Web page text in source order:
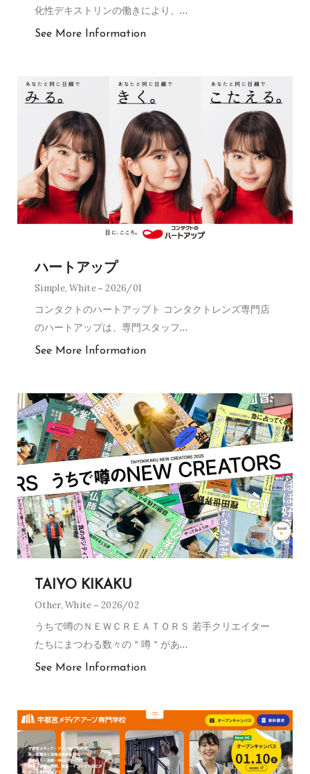
化性デキストリンの働きにより、 …
See More Information
ハートアップ
Simple,White 2026/01
コンタクトのハートアップト コンタクトレンズ専門店
のハートアップは、専門スタッフ…
See More Information
TAIYO KIKAKU
Other,White 2026/02
うちで噂のＮＥＷＣＲＥＡＴＯＲＳ 若手クリエイター
たちにまつわる数々の＂噂＂があ…
See More Information